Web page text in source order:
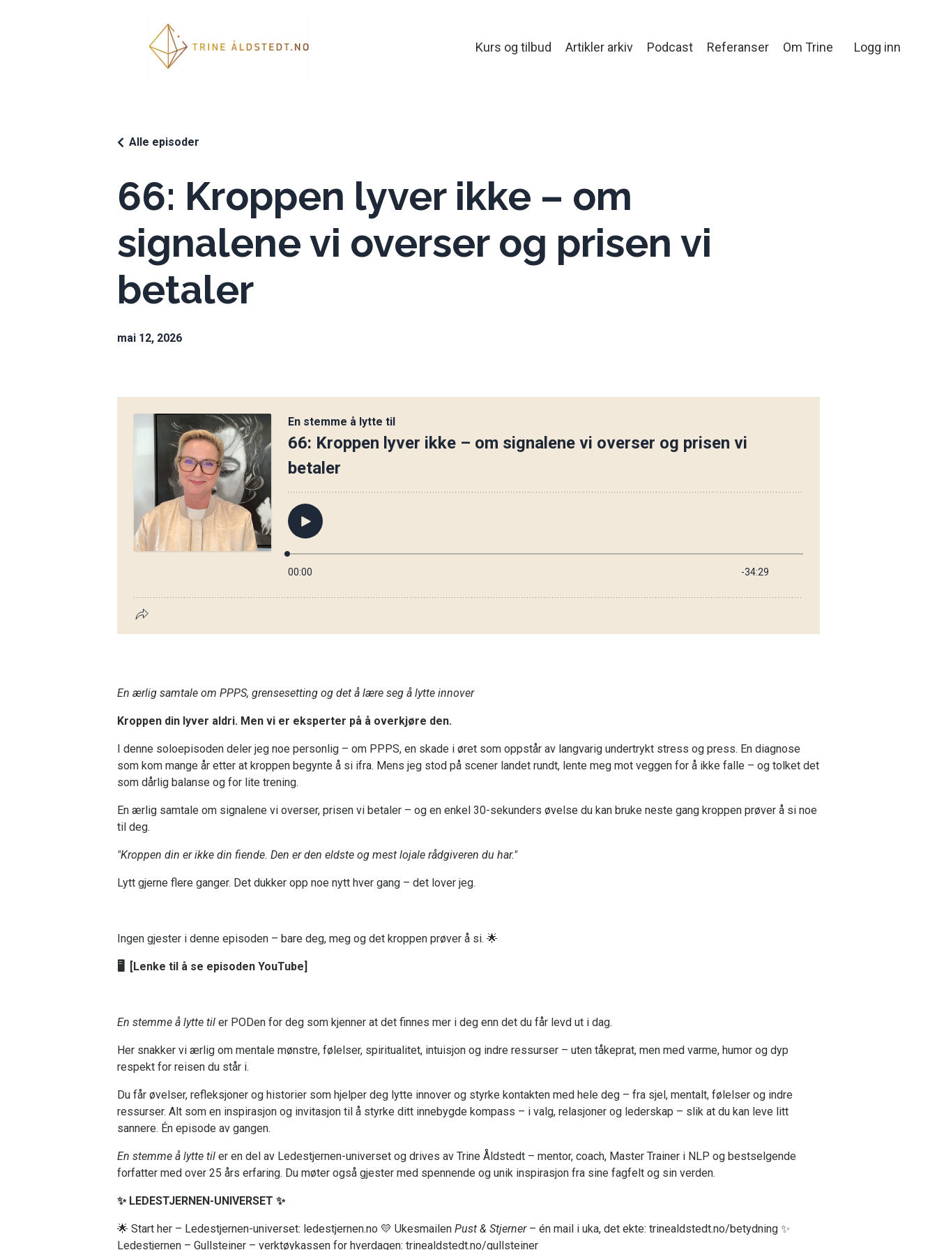
Kurs og tilbud Artikler arkiv Podcast Referanser Om Trine Logg inn
66: Kroppen lyver ikke – om
signalene vi overser og prisen vi
betaler
Alle episoder
mai 12, 2026
En ærlig samtale om PPPS, grensesetting og det å lære seg å lytte innover
Kroppen din lyver aldri. Men vi er eksperter på å overkjøre den.
I denne soloepisoden deler jeg noe personlig – om PPPS, en skade i øret som oppstår av langvarig undertrykt stress og press. En diagnose
som kom mange år etter at kroppen begynte å si ifra. Mens jeg stod på scener landet rundt, lente meg mot veggen for å ikke falle – og tolket det
som dårlig balanse og for lite trening.
En ærlig samtale om signalene vi overser, prisen vi betaler – og en enkel 30-sekunders øvelse du kan bruke neste gang kroppen prøver å si noe
til deg.
"Kroppen din er ikke din fiende. Den er den eldste og mest lojale rådgiveren du har."
Lytt gjerne flere ganger. Det dukker opp noe nytt hver gang – det lover jeg.
Ingen gjester i denne episoden – bare deg, meg og det kroppen prøver å si. 🌟
🖥️ [Lenke til å se episoden YouTube]
En stemme å lytte til er PODen for deg som kjenner at det finnes mer i deg enn det du får levd ut i dag.
Her snakker vi ærlig om mentale mønstre, følelser, spiritualitet, intuisjon og indre ressurser – uten tåkeprat, men med varme, humor og dyp
respekt for reisen du står i.
Du får øvelser, refleksjoner og historier som hjelper deg lytte innover og styrke kontakten med hele deg – fra sjel, mentalt, følelser og indre
ressurser. Alt som en inspirasjon og invitasjon til å styrke ditt innebygde kompass – i valg, relasjoner og lederskap – slik at du kan leve litt
sannere. Én episode av gangen.
En stemme å lytte til er en del av Ledestjernen-universet og drives av Trine Åldstedt – mentor, coach, Master Trainer i NLP og bestselgende
forfatter med over 25 års erfaring. Du møter også gjester med spennende og unik inspirasjon fra sine fagfelt og sin verden.
✨ LEDESTJERNEN-UNIVERSET ✨
🌟 Start her – Ledestjernen-universet: ledestjernen.no 💛 Ukesmailen Pust & Stjerner– én mail i uka, det ekte: trinealdstedt.no/betydning ✨
Ledestjernen – Gullsteiner – verktøykassen for hverdagen: trinealdstedt.no/gullsteiner